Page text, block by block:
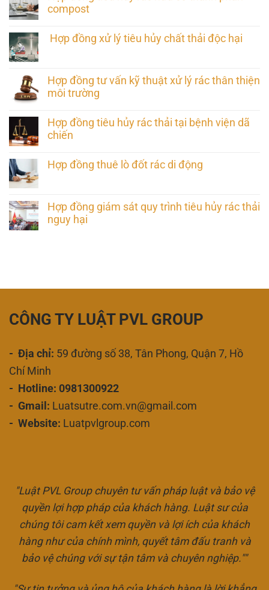
compost
Hợp đồng xử lý tiêu hủy chất thải độc hại
Hợp đồng tư vấn kỹ thuật xử lý rác thân thiện
môi trường
Hợp đồng tiêu hủy rác thải tại bệnh viện dã
chiến
Hợp đồng thuê lò đốt rác di động
Hợp đồng giám sát quy trình tiêu hủy rác thải
nguy hại
CÔNG TY LUẬT PVL GROUP
- Địa chỉ: 59 đường số 38, Tân Phong, Quận 7, Hồ
Chí Minh
- Hotline: 0981300922
- Gmail: Luatsutre.com.vn@gmail.com
- Website: Luatpvlgroup.com
"Luật PVL Group chuyên tư vấn pháp luật và bảo vệ
quyền lợi hợp pháp của khách hàng. Luật sư của
chúng tôi cam kết xem quyền và lợi ích của khách
hàng như của chính mình, quyết tâm đấu tranh và
bảo vệ chúng với sự tận tâm và chuyên nghiệp.""